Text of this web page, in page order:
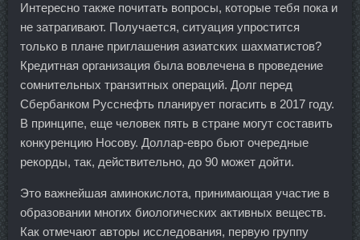
Интересно также почитать вопросы, которые тебя пока и
не затрагивают. Получается, ситуация упростится
только в плане приглашения азиатских шахматистов?
Кредитная организация была вовлечена в проведение
сомнительных транзитных операций. Долг перед
Сбербанком Русснефть планирует погасить в 2017 году.
В принципе, еще человек пять в стране могут составить
конкуренцию Носову. Доллар-евро бьют очередные
рекорды, так, действительно, до 90 может дойти.
Это важнейшая аминокислота, принимающая участие в
образовании многих биологических активных веществ.
Как отмечают авторы исследования, первую группу